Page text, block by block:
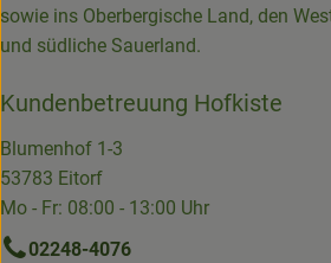
sowie ins Oberbergische Land, den
und südliche Sauerland.
Kundenbetreuung Hofkiste
Blumenhof 1-3
53783 Eitorf
Mo - Fr: 08:00 - 13:00 Uhr
02248-4076